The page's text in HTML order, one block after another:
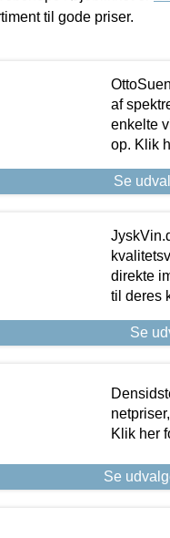
til gode priser.
af
enkelte
op. Klik
Se
direkte
til deres
Se
Klik her
Se